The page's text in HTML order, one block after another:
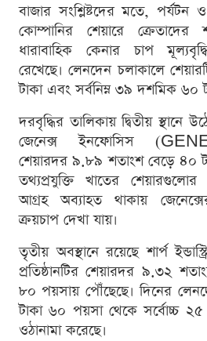
বাজার সংশ্লিষ্টদের মতে,
কোম্পানির শেয়ারে
ধারাবাহিক কেনার চাপ
রেখেছে। লেনদেন চলাকালে
টাকা এবং সর্বনিম্ন ৩৯ দশমিক ৬০
দরবৃদ্ধির তালিকায় দ্বিতীয় স্থানে
জেনেক্স ইনফোসিস
শেয়ারদর ৯.৮৯ শতাংশ বেড়ে ৪০
তথ্যপ্রযুক্তি খাতের শেয়ারগুলোর
আগ্রহ অব্যাহত থাকায়
ক্রয়চাপ দেখা যায়।
তৃতীয় অবস্থানে রয়েছে শার্প
প্রতিষ্ঠানটির শেয়ারদর ৯.৩২
৮০ পয়সায় পৌঁছেছে। দিনের
টাকা ৬০ পয়সা থেকে সর্বোচ্চ
ওঠানামা করেছে।